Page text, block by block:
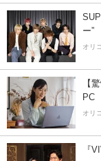
ー”
オリ
【
PC
オリ
『